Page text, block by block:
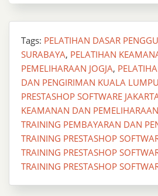
Tags: PELATIHAN DASAR
SURABAYA, PELATIHAN
PEMELIHARAAN JOGJA,
DAN PENGIRIMAN KUALA
PRESTASHOP SOFTWARE
KEAMANAN DAN
TRAINING PEMBAYARAN DAN
TRAINING PRESTASHOP
TRAINING PRESTASHOP
TRAINING PRESTASHOP